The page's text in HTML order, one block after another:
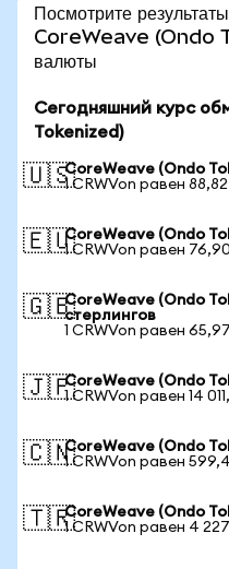
Посмотрите
CoreWeave (Ondo
валюты
Сегодняшний курс
Tokenized)
🇺🇸CoreWeave (Ondo
1 CRWVon равен 88,82
🇪🇺CoreWeave (Ondo
1 CRWVon равен
🇬🇧CoreWeave (Ondo
стерлингов
1 CRWVon равен
🇯🇵CoreWeave (Ondo
1 CRWVon равен 14
🇨🇳CoreWeave (Ondo
1 CRWVon равен
🇹🇷CoreWeave (Ondo
1 CRWVon равен 4